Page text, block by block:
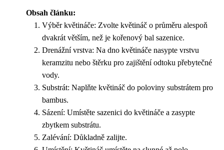
Obsah článku:
Výběr květináče: Zvolte květináč o průměru alespoň
dvakrát větším, než je kořenový bal sazenice.
Drenážní vrstva: Na dno květináče nasypte vrstvu
keramzitu nebo štěrku pro zajištění odtoku přebytečné
vody.
Substrát: Naplňte květináč do poloviny substrátem pro
bambus.
Sázení: Umístěte sazenici do květináče a zasypte
zbytkem substrátu.
Zalévání: Důkladně zalijte.